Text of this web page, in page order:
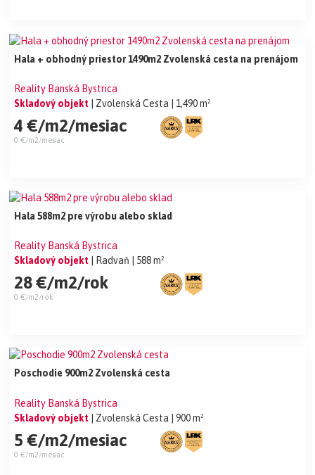
Hala + obhodný priestor 1490m2 Zvolenská cesta na prenájom
Reality Banská Bystrica
Skladový objekt
| Zvolenská Cesta | 1,490 m²
4 €/m2/mesiac
0 €/m2/mesiac
Hala 588m2 pre výrobu alebo sklad
Reality Banská Bystrica
Skladový objekt
| Radvaň | 588 m²
28 €/m2/rok
0 €/m2/rok
Poschodie 900m2 Zvolenská cesta
Reality Banská Bystrica
Skladový objekt | Zvolenská Cesta | 900 m²
5 €/m2/mesiac
0 €/m2/mesiac